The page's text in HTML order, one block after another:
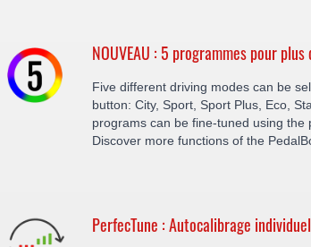
NOUVEAU : 5 programmes pour
Five different driving modes can be
button: City, Sport, Sport Plus, Eco,
programs can be fine-tuned using the
Discover more functions of the
PerfecTune : Autocalibrage individuel